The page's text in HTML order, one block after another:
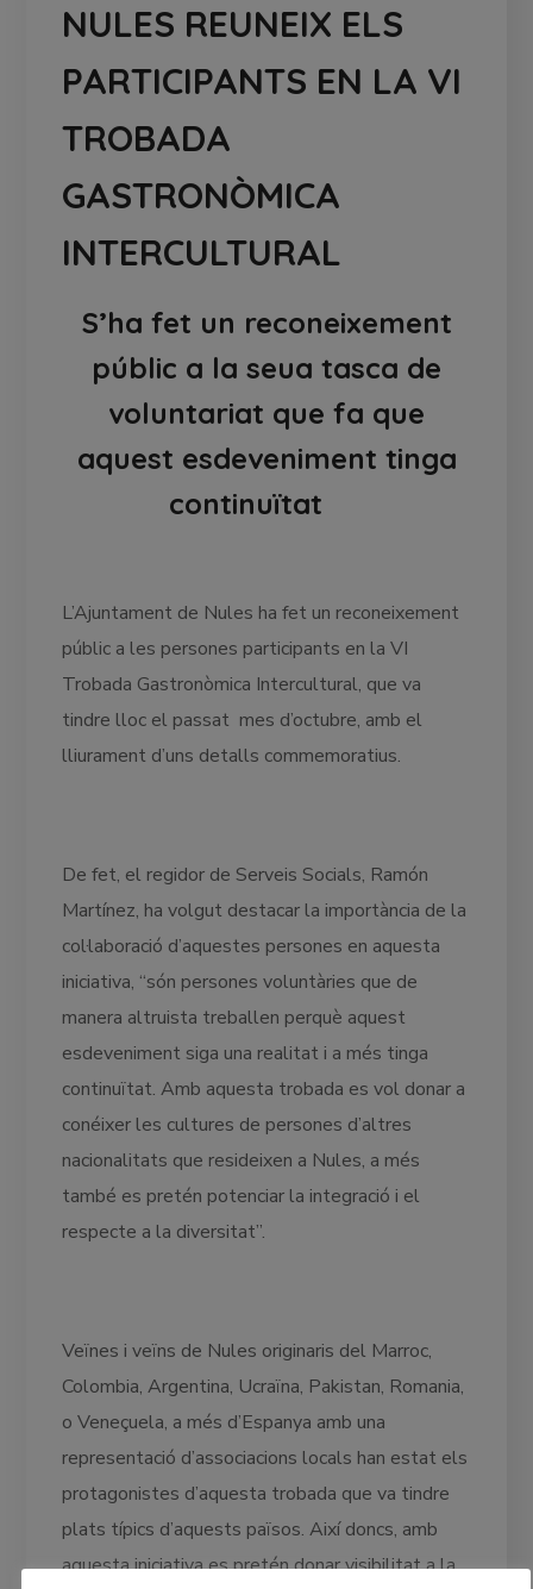
NULES REUNEIX ELS
PARTICIPANTS EN LA VI
TROBADA
GASTRONÒMICA
INTERCULTURAL
S’ha fet un reconeixement
públic a la seua tasca de
voluntariat que fa que
aquest esdeveniment tinga
continuïtat
L’Ajuntament de Nules ha fet un reconeixement
públic a les persones participants en la VI
Trobada Gastronòmica Intercultural, que va
tindre lloc el passat mes d’octubre, amb el
lliurament d’uns detalls commemoratius.
De fet, el regidor de Serveis Socials, Ramón
Martínez, ha volgut destacar la importància de la
col·laboració d’aquestes persones en aquesta
iniciativa, “són persones voluntàries que de
manera altruista treballen perquè aquest
esdeveniment siga una realitat i a més tinga
continuïtat. Amb aquesta trobada es vol donar a
conéixer les cultures de persones d’altres
nacionalitats que resideixen a Nules, a més
també es pretén potenciar la integració i el
respecte a la diversitat”.
Veïnes i veïns de Nules originaris del Marroc,
Colombia, Argentina, Ucraïna, Pakistan, Romania,
o Veneçuela, a més d’Espanya amb una
representació d’associacions locals han estat els
protagonistes d’aquesta trobada que va tindre
plats típics d’aquests països. Així doncs, amb
aquesta iniciativa es pretén donar visibilitat a la